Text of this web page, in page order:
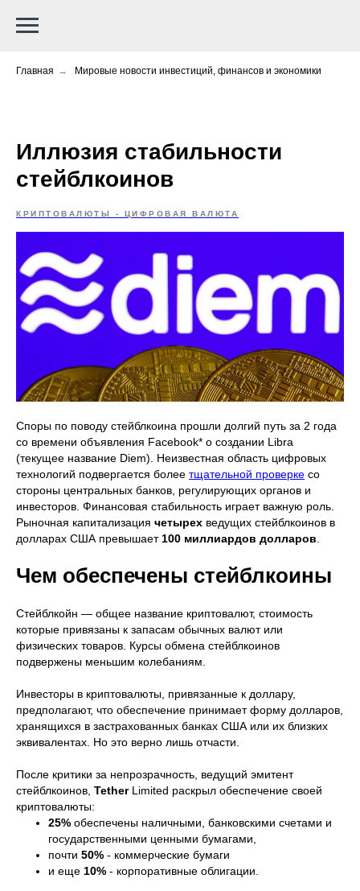
Главная → Мировые новости инвестиций, финансов и экономики
Иллюзия стабильности
стейблкоинов
КРИПТОВАЛЮТЫ - ЦИФРОВАЯ ВАЛЮТА
Споры по поводу стейблкоина прошли долгий путь за 2 года
со времени объявления Facebook* о создании Libra
(текущее название Diem). Неизвестная область цифровых
технологий подвергается более тщательной проверке со
стороны центральных банков, регулирующих органов и
инвесторов. Финансовая стабильность играет важную роль.
Рыночная капитализация четырех ведущих стейблкоинов в
долларах США превышает 100 миллиардов долларов
Чем обеспечены стейблкоины
Стейблкойн — общее название криптовалют, стоимость
которые привязаны к запасам обычных валют или
физических товаров. Курсы обмена стейблкоинов
подвержены меньшим колебаниям.
Инвесторы в криптовалюты, привязанные к доллару,
предполагают, что обеспечение принимает форму долларов,
хранящихся в застрахованных банках США или их близких
эквивалентах. Но это верно лишь отчасти.
После критики за непрозрачность, ведущий эмитент
стейблкоинов, TetherLimited раскрыл обеспечение своей
криптовалюты:
25% обеспечены наличными, банковскими счетами и
государственными ценными бумагами,
почти 50% - коммерческие бумаги
и еще 10% - корпоративные облигации.